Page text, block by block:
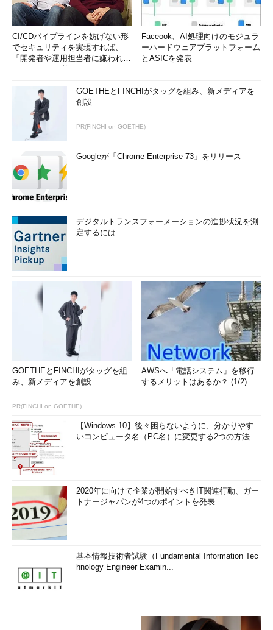
CI/CDパイプラインを妨げない形
でセキュリティを実現すれば、
「開発者や運用担当者に嫌われな
Faceook、AI処理向けのモジュラ
ーハードウェアプラットフォーム
とASICを発表
GOETHEとFINCHIがタッグを組み、新メディアを
創設
PR(FINCHI on GOETHE)
Googleが「Chrome Enterprise 73」をリリース
デジタルトランスフォーメーションの進捗状況を測
定するには
GOETHEとFINCHIがタッグを組
み、新メディアを創設
PR(FINCHI on GOETHE)
AWSへ「電話システム」を移行
するメリットはあるか？ (1/2)
【Windows 10】後々困らないように、分かりやす
いコンピュータ名（PC名）に変更する2つの方法
2020年に向けて企業が開始すべきIT関連行動、ガー
トナージャパンが4つのポイントを発表
基本情報技術者試験（Fundamental Information Tec
hnology Engineer Examin...